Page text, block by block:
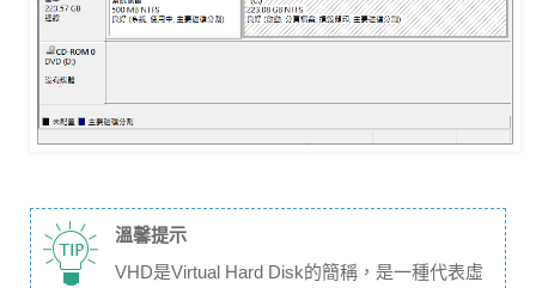
溫馨提示
VHD是Virtual Hard Disk的簡稱，是一種代表虛